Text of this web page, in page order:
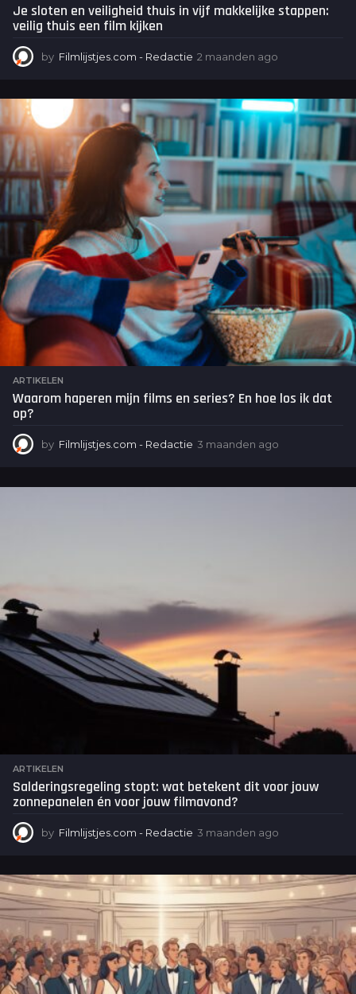
Je sloten en veiligheid thuis in vijf makkelijke stappen:
veilig thuis een film kijken
by Filmlijstjes.com - Redactie 2 maanden ago
a
n
d
n
a
g
ARTIKELEN
Waarom haperen mijn films en series? En hoe los ik dat
op?
by Filmlijstjes.com - Redactie 3 maanden ago
a
ARTIKELEN
Salderingsregeling stopt: wat betekent dit voor jouw
zonnepanelen én voor jouw filmavond?
by Filmlijstjes.com - Redactie 3 maanden ago
a
n
d
e
n
a
g
o